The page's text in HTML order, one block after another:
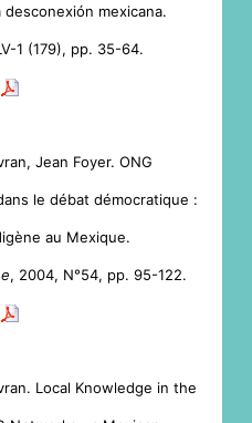
mexicana.
1 (179), pp. 35-64.
Jean Foyer. ONG
le débat démocratique :
au Mexique.
, 2004, N°54, pp. 95-122.
Local Knowledge in the